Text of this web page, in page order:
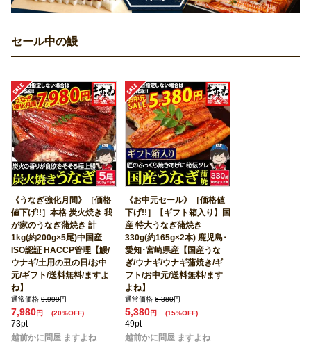
セール中の鰻
《うなぎ強化月間》［価格
値下げ!!］本格 炭火焼き 我
が家のうなぎ蒲焼き 計
1kg(約200g×5尾)中国産
ISO認証 HACCP管理【鰻/
ウナギ/土用の丑の日/お中
元/ギフト/送料無料/ますよ
ね】
通常価格 9,999円
7,980円 (20%OFF)
73pt
越前かに問屋 ますよね
《お中元セール》［価格値
下げ!!］【ギフト箱入り】国
産 特大うなぎ蒲焼き
330g(約165g×2本) 鹿児島･
愛知･宮崎県産【国産うな
ぎ/ウナギ/ウナギ蒲焼き/ギ
フト/お中元/送料無料/ます
よね】
通常価格 6,380円
5,380円 (15%OFF)
49pt
越前かに問屋 ますよね